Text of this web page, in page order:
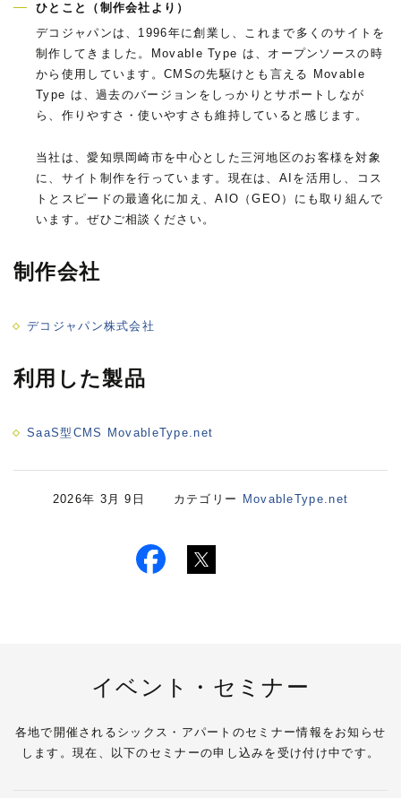
ひとこと（制作会社より）
デコジャパンは、1996年に創業し、これまで多くのサイトを
制作してきました。Movable Type は、オープンソースの時
から使用しています。CMSの先駆けとも言える Movable
Type は、過去のバージョンをしっかりとサポートしなが
ら、作りやすさ・使いやすさも維持していると感じます。
当社は、愛知県岡崎市を中心とした三河地区のお客様を対象
に、サイト制作を行っています。現在は、AIを活用し、コス
トとスピードの最適化に加え、AIO（GEO）にも取り組んで
います。ぜひご相談ください。
制作会社
デコジャパン株式会社
利用した製品
SaaS型CMS MovableType.net
2026年 3月 9日 カテゴリー MovableType.net
イベント・セミナー
各地で開催されるシックス・アパートのセミナー情報をお知らせ
します。現在、以下のセミナーの申し込みを受け付け中です。